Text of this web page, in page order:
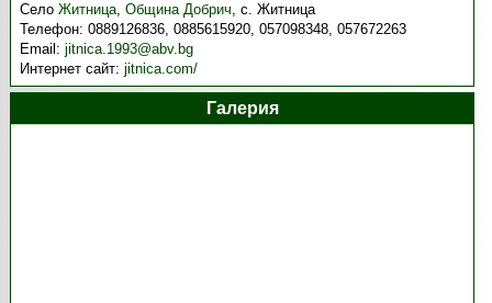
СелоЖитница,Община Добрич,с. Житница
Телефон:0889126836, 0885615920, 057098348, 057672263
Email:jitnica.1993@abv.bg
Интернет сайт:jitnica.com/
Галерия